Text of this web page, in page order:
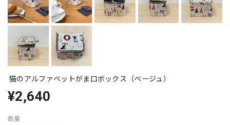
猫のアルファベットがま口ボックス（ベージュ）
¥2,640
数量